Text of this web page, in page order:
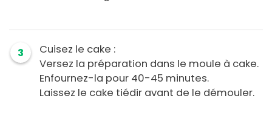
3
Cuisez le cake :
Versez la préparation dans le moule à cake.
Enfournez-la pour 40-45 minutes.
Laissez le cake tiédir avant de le démouler.